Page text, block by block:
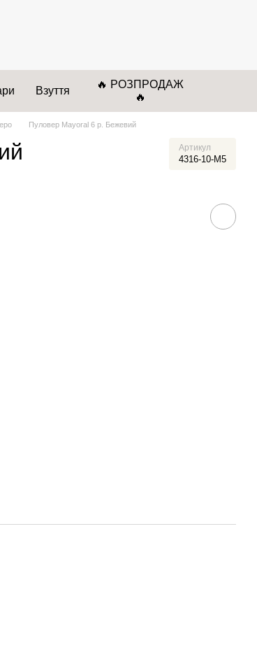
Взуття
🔥 РОЗПРОДАЖ
🔥
Пуловер Mayoral 6 р. Бежевий
Артикул
4316-10-М5